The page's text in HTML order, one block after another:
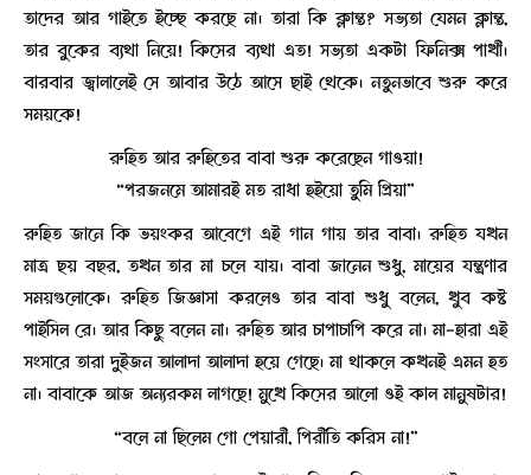
তাদের আর গাইতে ইচ্ছে করছে না। তারা কি ক্লান্ত? সভ্যতা যেমন ক্লান্ত,
তার বুকের ব্যথা নিয়ে! কিসের ব্যথা এত! সভ্যতা একটা ফিনিক্স পাখী।
বারবার জ্বালালেই সে আবার উঠে আসে ছাই থেকে। নতুনভাবে শুরু করে
সময়কে!
রুহিত আর রুহিতের বাবা শুরু করেছেন গাওয়া!
“পরজনমে আমারই মত রাধা হইয়ো তুমি প্রিয়া”
রুহিত জানে কি ভয়ংকর আবেগে এই গান গায় তার বাবা। রুহিত যখন
মাত্র ছয় বছর, তখন তার মা চলে যায়। বাবা জানেন শুধু, মায়ের যন্ত্রণার
সময়গুলোকে। রুহিত জিজ্ঞাসা করলেও তার বাবা শুধু বলেন, খুব কষ্ট
পাইসিল রে। আর কিছু বলেন না। রুহিত আর চাপাচাপি করে না। মা-হারা এই
সংসারে তারা দুইজন আলাদা আলাদা হয়ে গেছে। মা থাকলে কখনই এমন হত
না। বাবাকে আজ অন্যরকম লাগছে! মুখে কিসের আলো ওই কাল মানুষটার!
“বলে না ছিলেম গো পেয়ারী, পিরীতি করিস না!”